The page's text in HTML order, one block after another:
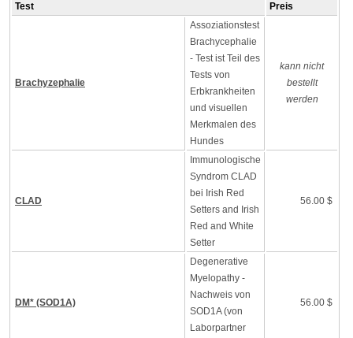
Test Preis
Brachyzephalie
Assoziationstest
Brachycephalie
- Test ist Teil des
Tests von
Erbkrankheiten
und visuellen
Merkmalen des
Hundes
kann nicht
bestellt
werden
CLAD
Immunologische
Syndrom CLAD
bei Irish Red
Setters and Irish
Red and White
Setter
56.00 $
DM* (SOD1A)
Degenerative
Myelopathy -
Nachweis von
SOD1A (von
Laborpartner
56.00 $